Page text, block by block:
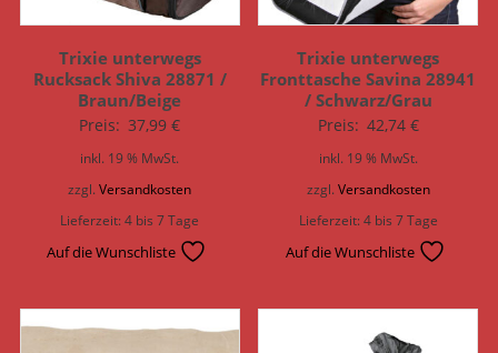
Trixie unterwegs
Rucksack Shiva 28871 /
Braun/Beige
Preis: 37,99€
inkl. 19 % MwSt.
zzgl.Versandkosten
Lieferzeit:4 bis 7 Tage
Auf die Wunschliste
Trixie unterwegs
Fronttasche Savina 28941
/ Schwarz/Grau
Preis: 42,74 €
inkl. 19 % MwSt.
zzgl. Versandkosten
Lieferzeit:4 bis 7 Tage
Auf die Wunschliste